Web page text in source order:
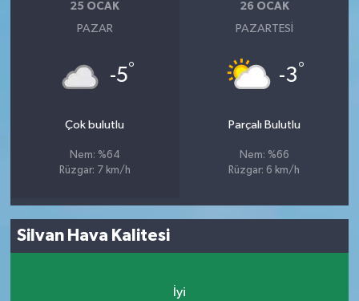
25 OCAK
PAZAR
-5°
Çok bulutlu
Nem: %64
Rüzgar: 7 km/h
26 OCAK
PAZARTESI
-3°
Parçalı Bulutlu
Nem: %66
Rüzgar: 6 km/h
Silvan Hava Kalitesi
İyi